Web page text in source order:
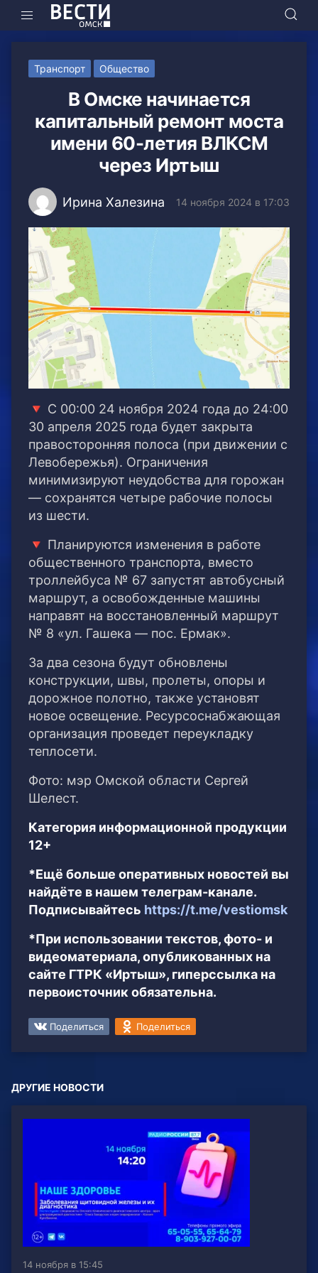
Транспорт Общество
В Омске начинается
капитальный ремонт моста
имени 60-летия ВЛКСМ
через Иртыш
Ирина Халезина 14 ноября 2024 в 17:03
🔻 С 00:00 24 ноября 2024 года до 24:00
30 апреля 2025 года будет закрыта
правосторонняя полоса (при движении с
Левобережья). Ограничения
минимизируют неудобства для горожан
— сохранятся четыре рабочие полосы
из шести.
🔻 Планируются изменения в работе
общественного транспорта, вместо
троллейбуса № 67 запустят автобусный
маршрут, а освобожденные машины
направят на восстановленный маршрут
№ 8 «ул. Гашека — пос. Ермак».
За два сезона будут обновлены
конструкции, швы, пролеты, опоры и
дорожное полотно, также установят
новое освещение. Ресурсоснабжающая
организация проведет переукладку
теплосети.
Фото: мэр Омской области Сергей
Шелест.
Категория информационной продукции
12+
*Ещё больше оперативных новостей вы
найдёте в нашем телеграм-канале.
Подписывайтесь https://t.me/vestiomsk
*При использовании текстов, фото- и
видеоматериала, опубликованных на
сайте ГТРК «Иртыш», гиперссылка на
первоисточник обязательна.
Поделиться Поделиться
ДРУГИЕ НОВОСТИ
14 ноября в 15:45